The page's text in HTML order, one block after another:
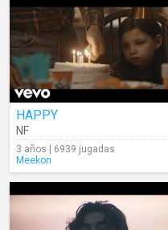
HAPPY
NF
3 años | 6939 jugadas
Meekon